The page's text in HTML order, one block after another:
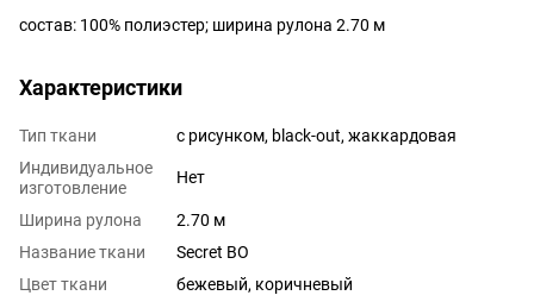
состав: 100% полиэстер; ширина рулона 2.70 м
Характеристики
Тип ткани
с рисунком, black-out, жаккардовая
Индивидуальное
изготовление
Нет
Ширина рулона
2.70 м
Название ткани
Secret BO
Цвет ткани
бежевый, коричневый